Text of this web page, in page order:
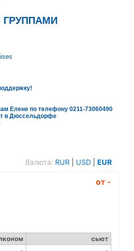
ГРУППАМИ
Елене по телефону 0211-73060490
в Дюссельдорфе